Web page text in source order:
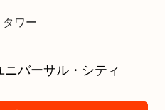
ワー
バーサル・シティ